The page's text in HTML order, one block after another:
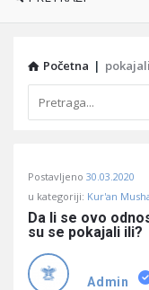
Početna | pokajali
Učene
Latest
Pitanja
Postavljeno 30.03.2020
u kategoriji: Kur'an
Da li se ovo
su se pokajali ili?
Admin